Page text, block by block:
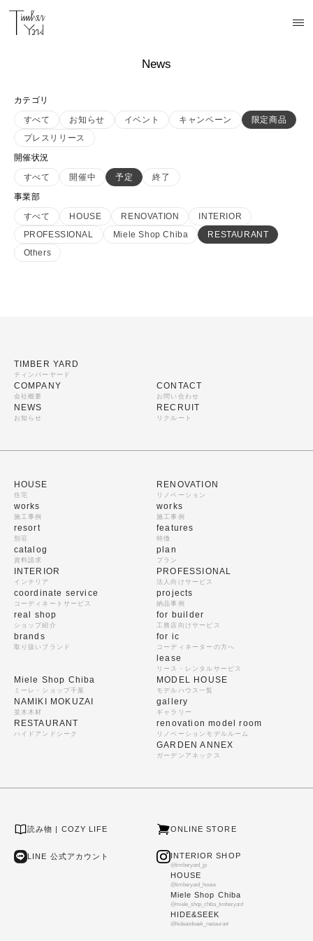
News
カテゴリ
すべて
お知らせ イベント キャンペーン
限定商品
プレスリリース
開催状況
すべて
開催中 予定
終了
事業部
すべて
HOUSE RENOVATION
INTERIOR
PROFESSIONAL
Miele Shop Chiba
RESTAURANT
Others
TIMBER YARD
ティンバーヤード
COMPANY
会社概要
NEWS
お知らせ
CONTACT
お問い合わせ
RECRUIT
リクルート
HOUSE
住宅
works
施工事例
resort
別荘
catalog
資料請求
RENOVATION
リノベーション
works
施工事例
features
特徴
plan
プラン
INTERIOR
インテリア
coordinate service
コーディネートサービス
real shop
ショップ紹介
brands
取り扱いブランド
PROFESSIONAL
法人向けサービス
projects
納品事例
for builder
工務店向けサービス
for ic
コーディネーターの方へ
lease
リース・レンタルサービス
Miele Shop Chiba
ミーレ・ショップ千葉
NAMIKI MOKUZAI
並木木材
RESTAURANT
ハイドアンドシーク
MODEL HOUSE
モデルハウス一覧
gallery
ギャラリー
renovation model room
リノベーションモデルルーム
GARDEN ANNEX
ガーデンアネックス
読み物 | COZY LIFE ONLINE STORE
LINE 公式アカウント INTERIOR SHOP
@timberyard_jp
HOUSE
@timberyard_house
Miele Shop Chiba
@miele_shop_chiba_timberyard
HIDE&SEEK
@hideandseek_restaurant